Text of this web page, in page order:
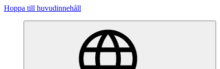
Hoppa till huvudinnehåll